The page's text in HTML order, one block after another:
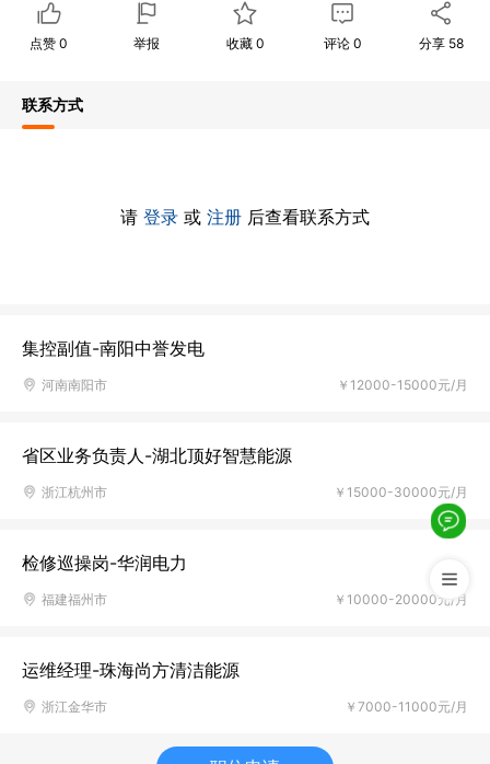
点赞0 举报 收藏 0 评论0 分享 58
联系方式
请 登录 或 注册 后查看联系方式
集控副值-南阳中誉发电
￥12000-15000元/月
河南南阳市
省区业务负责人-湖北顶好智慧能源
￥15000-30000元/月
浙江杭州市
检修巡操岗-华润电力
￥10000-20000元/月
福建福州市
运维经理-珠海尚方清洁能源
￥7000-11000元/月
浙江金华市